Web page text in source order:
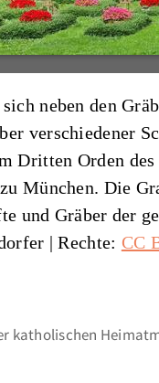
neben den
verschiedener
Dritten Orden
München. Die
und Gräber der
| Rechte: CC
katholischen